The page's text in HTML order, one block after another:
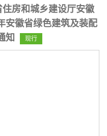
住房和城乡建设厅安徽
安徽省绿色建筑及装配
知
现行